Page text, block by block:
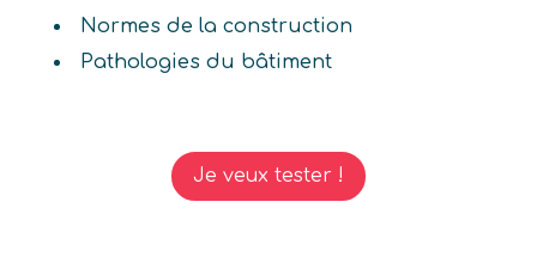
Normes de la construction
Pathologies du bâtiment
Je veux tester !